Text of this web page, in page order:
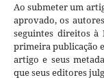
Ao submeter um
aprovado, os
seguintes direitos à
primeira publicação
artigo e seus
que seus editores